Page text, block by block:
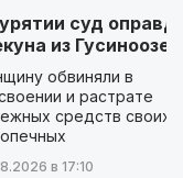
суд
из
обвиняли в
и растрате
средств своих
в 17:10